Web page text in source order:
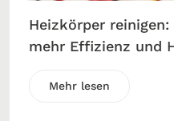
Heizkörper
mehr Effizienz und
Mehr lesen